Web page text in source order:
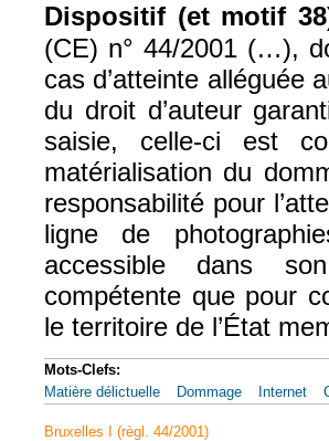
Dispositif (et motif
(CE) n° 44/2001 (…),
cas d’atteinte alléguée
du droit d’auteur
saisie, celle-ci est
matérialisation du
responsabilité pour
ligne de
accessible dans
compétente que pour
le territoire de l’État
Mots-Clefs:
Matière délictuelle
Dommage Internet
Bruxelles I (règl. 44/2001)